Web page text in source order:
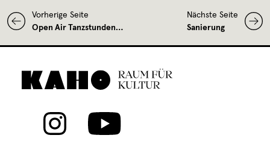
Vorherige Seite
Open Air Tanzstunden…
Nächste Seite
Sanierung